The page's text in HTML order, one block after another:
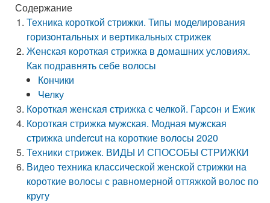
Содержание
Техника короткой стрижки. Типы моделирования
горизонтальных и вертикальных стрижек
Женская короткая стрижка в домашних условиях.
Как подравнять себе волосы
Кончики
Челку
Короткая женская стрижка с челкой. Гарсон и Ежик
Короткая стрижка мужская. Модная мужская
стрижка undercut на короткие волосы 2020
Техники стрижек. ВИДЫ И СПОСОБЫ СТРИЖКИ
Видео техника классической женской стрижки на
короткие волосы с равномерной оттяжкой волос по
кругу